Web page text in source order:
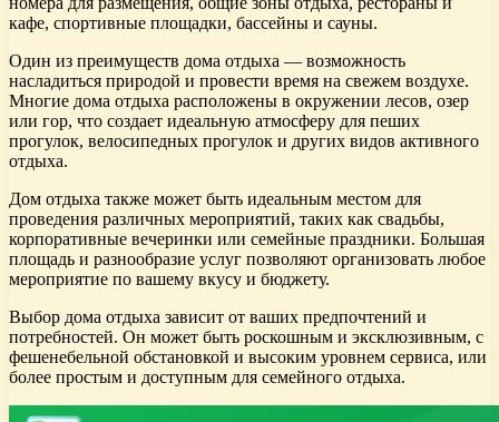
кафе, спортивные площадки, бассейны и сауны.
Один из преимуществ дома отдыха — возможность
насладиться природой и провести время на свежем воздухе.
Многие дома отдыха расположены в окружении лесов, озер
или гор, что создает идеальную атмосферу для пеших
прогулок, велосипедных прогулок и других видов активного
отдыха.
Дом отдыха также может быть идеальным местом для
проведения различных мероприятий, таких как свадьбы,
корпоративные вечеринки или семейные праздники. Большая
площадь и разнообразие услуг позволяют организовать любое
мероприятие по вашему вкусу и бюджету.
Выбор дома отдыха зависит от ваших предпочтений и
потребностей. Он может быть роскошным и эксклюзивным, с
фешенебельной обстановкой и высоким уровнем сервиса, или
более простым и доступным для семейного отдыха.